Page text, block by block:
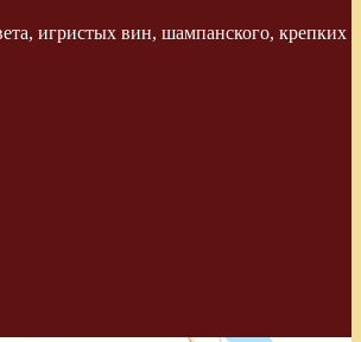
игристых вин, шампанского, крепких